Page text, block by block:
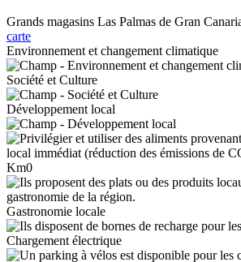
Grands magasins Las Palmas de Gran
carte
Environnement et changement climatique
Société et Culture
Développement local
Km0
Gastronomie locale
Chargement électrique